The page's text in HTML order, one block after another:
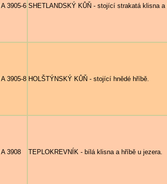
3905-6 SHETLANDSKÝ KŮŇ - stojící strakatá klisna a
3905-8 HOLŠTÝNSKÝ KŮŇ - stojící hnědé hříbě.
3908 TEPLOKREVNÍK - bílá klisna a hříbě u jezera.